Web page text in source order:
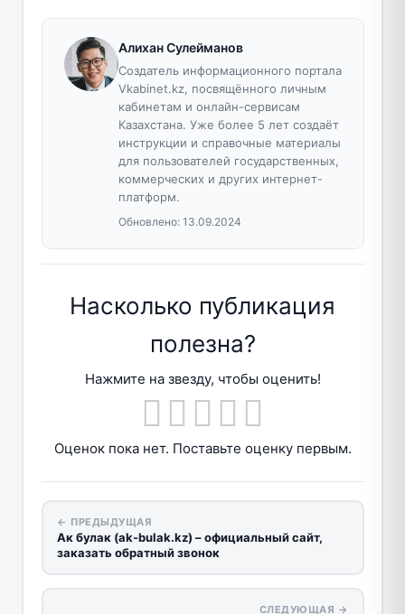
Алихан Сулейманов
Создатель информационного портала
Vkabinet.kz, посвящённого личным
кабинетам и онлайн-сервисам
Казахстана. Уже более 5 лет создаёт
инструкции и справочные материалы
для пользователей государственных,
коммерческих и других интернет-
платформ.
Обновлено: 13.09.2024
Насколько публикация
полезна?
Нажмите на звезду, чтобы оценить!
Оценок пока нет. Поставьте оценку первым.
← ПРЕДЫДУЩАЯ
Ак булак (ak-bulak.kz) – официальный сайт,
заказать обратный звонок
СЛЕДУЮЩАЯ →